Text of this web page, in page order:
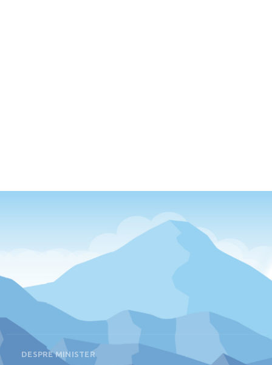
DESPRE MINISTER